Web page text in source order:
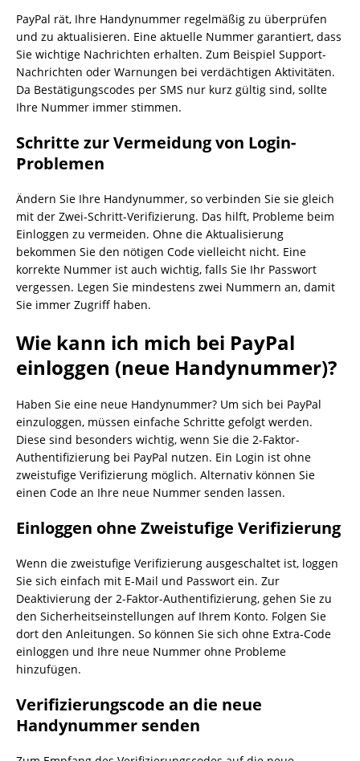
PayPal rät, Ihre Handynummer regelmäßig zu überprüfen
und zu aktualisieren. Eine aktuelle Nummer garantiert, dass
Sie wichtige Nachrichten erhalten. Zum Beispiel Support-
Nachrichten oder Warnungen bei verdächtigen Aktivitäten.
Da Bestätigungscodes per SMS nur kurz gültig sind, sollte
Ihre Nummer immer stimmen.
Schritte zur Vermeidung von Login-
Problemen
Ändern Sie Ihre Handynummer, so verbinden Sie sie gleich
mit der Zwei-Schritt-Verifizierung. Das hilft, Probleme beim
Einloggen zu vermeiden. Ohne die Aktualisierung
bekommen Sie den nötigen Code vielleicht nicht. Eine
korrekte Nummer ist auch wichtig, falls Sie Ihr Passwort
vergessen. Legen Sie mindestens zwei Nummern an, damit
Sie immer Zugriff haben.
Wie kann ich mich bei PayPal
einloggen (neue Handynummer)?
Haben Sie eine neue Handynummer? Um sich bei PayPal
einzuloggen, müssen einfache Schritte gefolgt werden.
Diese sind besonders wichtig, wenn Sie die 2-Faktor-
Authentifizierung bei PayPal nutzen. Ein Login ist ohne
zweistufige Verifizierung möglich. Alternativ können Sie
einen Code an Ihre neue Nummer senden lassen.
Einloggen ohne Zweistufige Verifizierung
Wenn die zweistufige Verifizierung ausgeschaltet ist, loggen
Sie sich einfach mit E-Mail und Passwort ein. Zur
Deaktivierung der 2-Faktor-Authentifizierung, gehen Sie zu
den Sicherheitseinstellungen auf Ihrem Konto. Folgen Sie
dort den Anleitungen. So können Sie sich ohne Extra-Code
einloggen und Ihre neue Nummer ohne Probleme
hinzufügen.
Verifizierungscode an die neue
Handynummer senden